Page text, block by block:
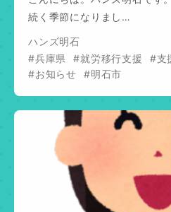
続く季節になりまし…
ハンズ明石
#兵庫県
#就労移行支援
#支
#お知らせ
#明石市